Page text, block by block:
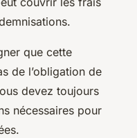
que cette
de l’obligation de
devez toujours
nécessaires pour